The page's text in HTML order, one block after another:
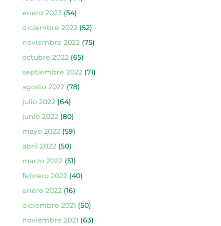
enero 2023(54)
diciembre 2022 (52)
noviembre 2022 (75)
octubre 2022 (65)
septiembre 2022 (71)
agosto 2022 (78)
julio 2022 (64)
junio 2022 (80)
mayo 2022 (59)
abril 2022 (50)
marzo 2022 (51)
febrero 2022 (40)
enero 2022 (16)
diciembre 2021 (50)
noviembre 2021 (63)